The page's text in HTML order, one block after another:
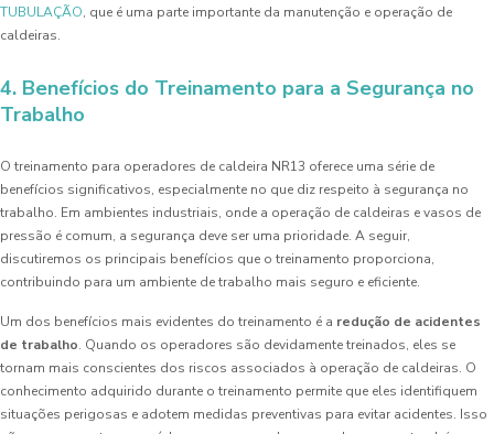
TUBULAÇÃO, que é uma parte importante da manutenção e operação de
caldeiras.
4. Benefícios do Treinamento para a Segurança no
Trabalho
O treinamento para operadores de caldeira NR13 oferece uma série de
benefícios significativos, especialmente no que diz respeito à segurança no
trabalho. Em ambientes industriais, onde a operação de caldeiras e vasos de
pressão é comum, a segurança deve ser uma prioridade. A seguir,
discutiremos os principais benefícios que o treinamento proporciona,
contribuindo para um ambiente de trabalho mais seguro e eficiente.
Um dos benefícios mais evidentes do treinamento é a redução de acidentes
de trabalho. Quando os operadores são devidamente treinados, eles se
tornam mais conscientes dos riscos associados à operação de caldeiras. O
conhecimento adquirido durante o treinamento permite que eles identifiquem
situações perigosas e adotem medidas preventivas para evitar acidentes. Isso